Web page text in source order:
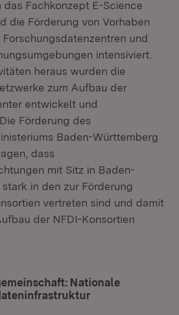
das Fachkonzept E-Science
die Förderung von Vorhaben
und
intensiviert.
heraus wurden die
zum Aufbau der
entwickelt und
Förderung des
Baden-Württemberg
dass
mit Sitz in Baden-
in den zur Förderung
vertreten sind und damit
der NFDI-Konsortien
Nationale